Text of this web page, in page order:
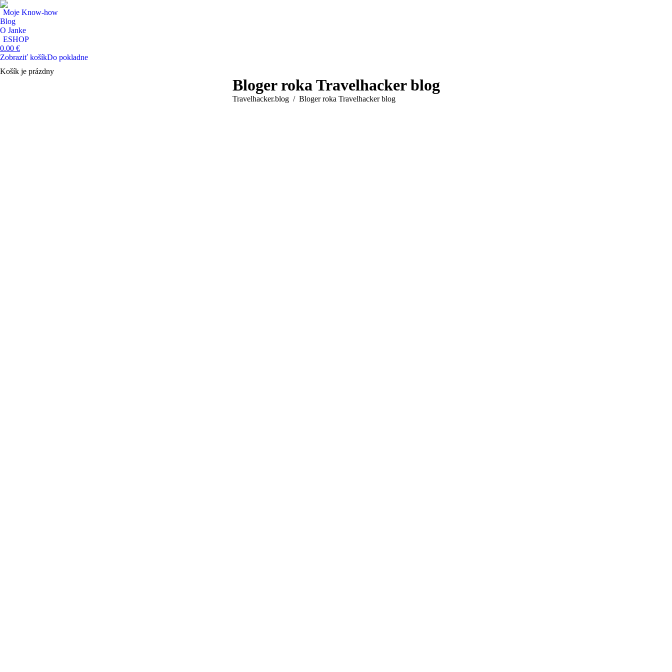
Moje Know-how
Blog
O Janke
ESHOP
0.00 €
Zobraziť košíkDo pokladne
Košík je prázdny
Bloger roka Travelhacker blog
You are here:
Travelhacker.blog Bloger roka Travelhacker blog